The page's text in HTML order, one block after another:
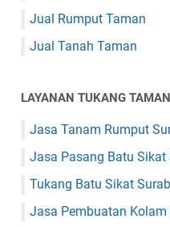
Jual Rumput Taman
Jual Tanah Taman
LAYANAN TUKANG
Jasa Tanam Rumput
Jasa Pasang Batu Sikat
Tukang Batu Sikat
Jasa Pembuatan Kolam